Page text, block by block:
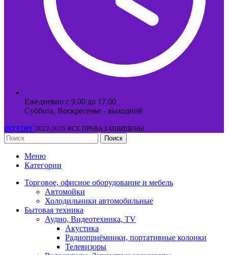
Ежедневно с 9.00 до 17.00
Суббота, Воскресенье - выходной
INTТОРГ 2022-2026 ВСЕ ПРАВА ЗАЩИЩЕНЫ.
Поиск
Меню
Категории
Торговое, офисное оборудование и мебель
Автомойки
Холодильники автомобильные
Бытовая техника
Аудио, Видеотехника, TV
Акустика
Радиоприёмники, портативные колонки
Телевизоры